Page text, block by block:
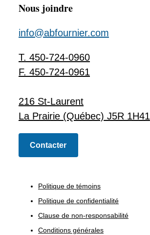
Nous joindre
info@abfournier.com
T. 450-724-0960
F. 450-724-0961
216 St-Laurent
La Prairie (Québec) J5R 1H41
Contacter
Politique de témoins
Politique de confidentialité
Clause de non-responsabilité
Conditions générales